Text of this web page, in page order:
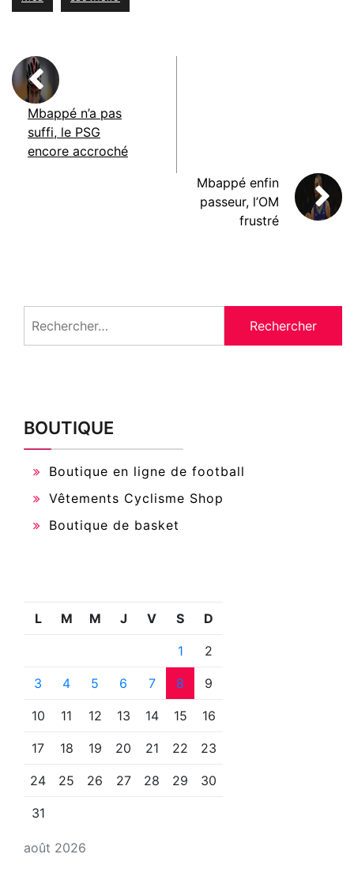
Mbappé n’a pas
suffi, le PSG
encore accroché
Mbappé enfin
passeur, l’OM
frustré
BOUTIQUE
Boutique en ligne de football
Vêtements Cyclisme Shop
Boutique de basket
août 2026
L M M J V S D
1 2
3 4 5 6 7 8 9
10 11 12 13 14 15 16
17 18 19 20 21 22 23
24 25 26 27 28 29 30
31